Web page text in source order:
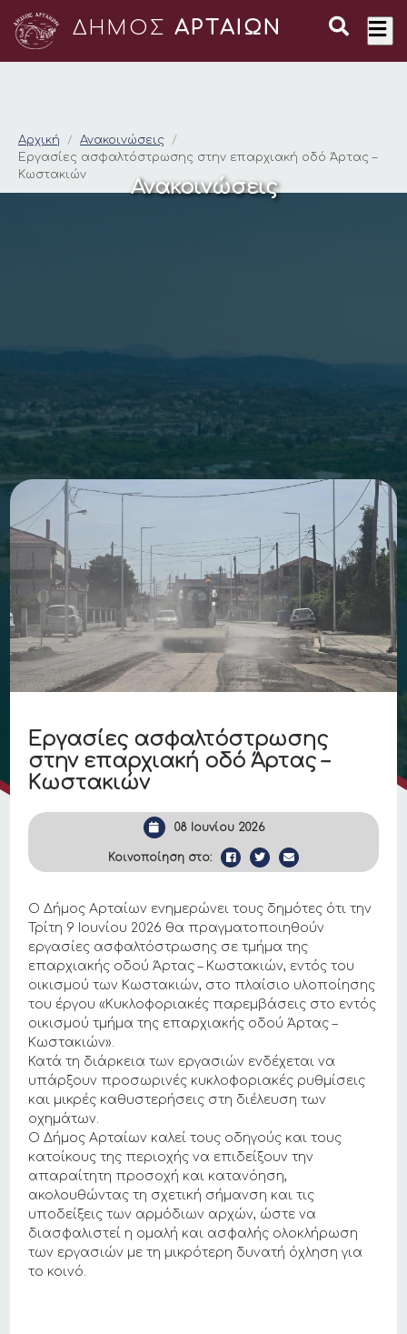
ΔΗΜΟΣ ΑΡΤΑΙΩΝ
Εργασίες
Αρχική
Ανακοινώσεις
Εργασίες ασφαλτόστρωσης στην επαρχιακή οδό Άρτας –
Κωστακιών
Ανακοινώσεις
Εργασίες ασφαλτόστρωσης
στην επαρχιακή οδό Άρτας –
Κωστακιών
08 Ιουνίου 2026
Κοινοποίηση στο:
Ο Δήμος Αρταίων ενημερώνει τους δημότες ότι την
Τρίτη 9 Ιουνίου 2026 θα πραγματοποιηθούν
εργασίες ασφαλτόστρωσης σε τμήμα της
επαρχιακής οδού Άρτας – Κωστακιών, εντός του
οικισμού των Κωστακιών, στο πλαίσιο υλοποίησης
του έργου «Κυκλοφοριακές παρεμβάσεις στο εντός
οικισμού τμήμα της επαρχιακής οδού Άρτας –
Κωστακιών».
Κατά τη διάρκεια των εργασιών ενδέχεται να
υπάρξουν προσωρινές κυκλοφοριακές ρυθμίσεις
και μικρές καθυστερήσεις στη διέλευση των
οχημάτων.
Ο Δήμος Αρταίων καλεί τους οδηγούς και τους
κατοίκους της περιοχής να επιδείξουν την
απαραίτητη προσοχή και κατανόηση,
ακολουθώντας τη σχετική σήμανση και τις
υποδείξεις των αρμόδιων αρχών, ώστε να
διασφαλιστεί η ομαλή και ασφαλής ολοκλήρωση
των εργασιών με τη μικρότερη δυνατή όχληση για
το κοινό.